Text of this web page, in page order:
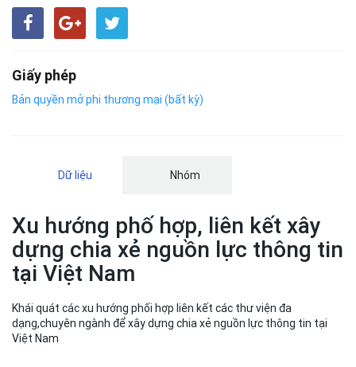
Giấy phép
Bản quyền mở phi thương mại (bất kỳ)
Dữ liệu Nhóm
Xu hướng phố hợp, liên kết xây
dựng chia xẻ nguồn lực thông tin
tại Việt Nam
Khái quát các xu hướng phối hợp liên kết các thư viện đa
dạng,chuyên ngành để xây dựng chia xẻ nguồn lực thông tin tại
Việt Nam